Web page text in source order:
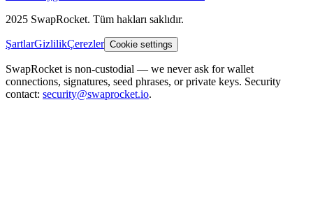
2025 SwapRocket. Tüm hakları saklıdır.
ŞartlarGizlilikÇerezler Cookie settings
SwapRocket is non-custodial — we never ask for wallet
connections, signatures, seed phrases, or private keys. Security
contact: security@swaprocket.io.